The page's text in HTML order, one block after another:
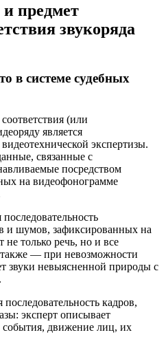
предмет
звукоряда
в системе судебных
(или
является
экспертизы.
связанные с
посредством
на видеофонограмме
и шумов, зафиксированных на
не только речь, но и все
— при невозможности
звуки невыясненной природы с
последовательность кадров,
эксперт описывает
движение лиц, их